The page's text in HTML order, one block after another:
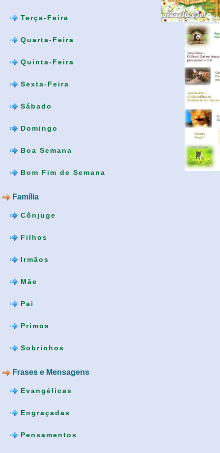
Terça-Feira
Quarta-Feira
Quinta-Feira
Sexta-Feira
Sábado
Domingo
Boa Semana
Bom Fim de Semana
Família
Cônjuge
Filhos
Irmãos
Mãe
Pai
Primos
Sobrinhos
Frases e Mensagens
Evangélicas
Engraçadas
Pensamentos